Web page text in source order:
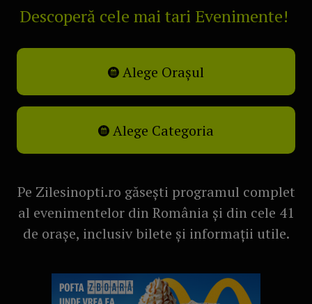
Descoperă cele mai tari Evenimente!
Alege Orașul
Alege Categoria
Pe Zilesinopti.ro găsești programul complet
al evenimentelor din România și din cele 41
de orașe, inclusiv bilete și informații utile.